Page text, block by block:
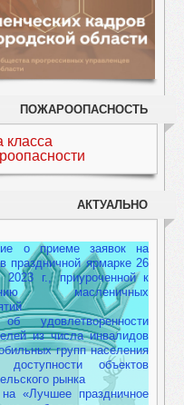
ПОЖАРООПАСНОСТЬ
класса
АКТУАЛЬНО
о приеме заявок на
праздничной ярмарке 26
2023 г., приуроченной к
масленичных
удовлетворенности
из числа инвалидов
групп населения
доступности объектов
рынка
на «Лучшее праздничное